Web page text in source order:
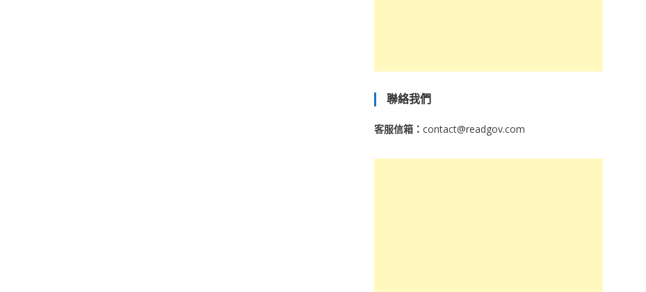
聯絡我們
客服信箱： contact@readgov.com